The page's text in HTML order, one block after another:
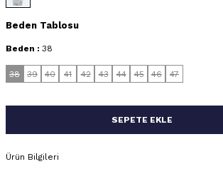
Beden Tablosu
Beden : 38
38 39 40 41 42 43 44 45 46 47
SEPETE EKLE
Ürün Bilgileri